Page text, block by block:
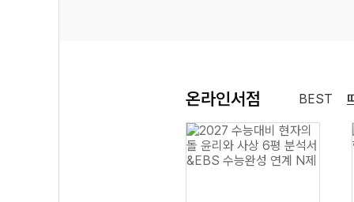
온라인서점 BEST